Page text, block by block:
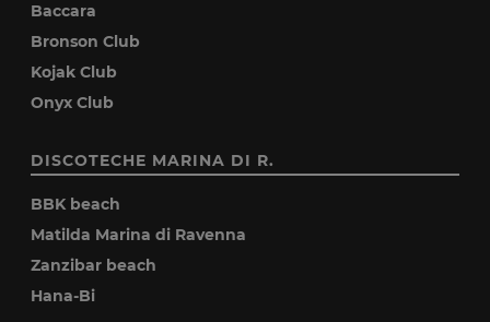
Baccara
Bronson Club
Kojak Club
Onyx Club
DISCOTECHE MARINA DI R.
BBK beach
Matilda Marina di Ravenna
Zanzibar beach
Hana-Bi